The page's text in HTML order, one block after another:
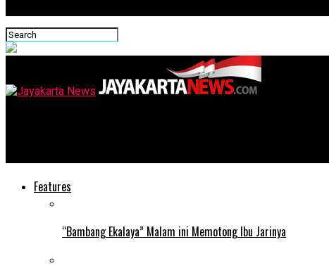
Features
“Bambang Ekalaya” Malam ini Memotong Ibu Jarinya